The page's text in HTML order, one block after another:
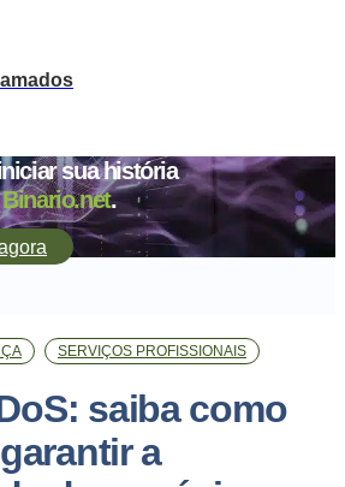
sua história
Binario.net.
SERVIÇOS PROFISSIONAIS
saiba como
a